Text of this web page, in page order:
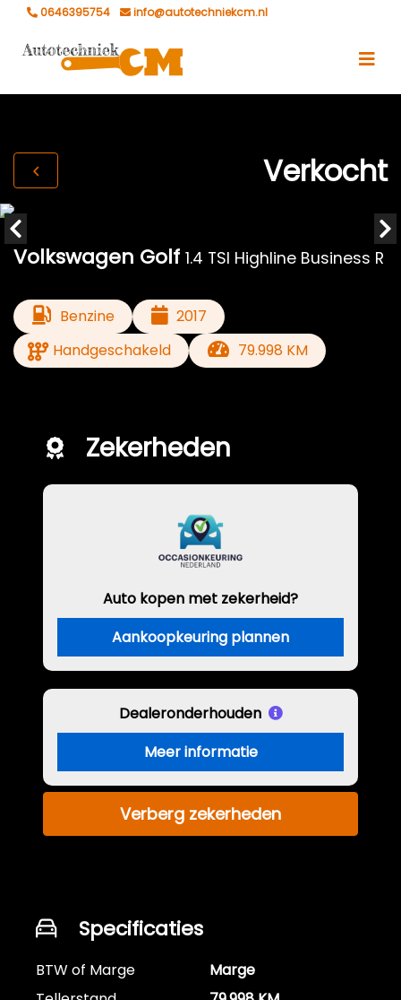
0646395754 info@autotechniekcm.nl
Verkocht
Volkswagen Golf 1.4 TSI Highline Business R
Benzine
2017
Handgeschakeld
79.998 KM
Zekerheden
Auto kopen met zekerheid?
Aankoopkeuring plannen
Dealeronderhouden
Meer informatie
Verberg zekerheden
Specificaties
BTW of Marge
Marge